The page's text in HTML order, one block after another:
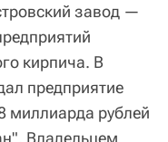
завод —
кирпича. В
предприятие
миллиарда рублей
Владельцем